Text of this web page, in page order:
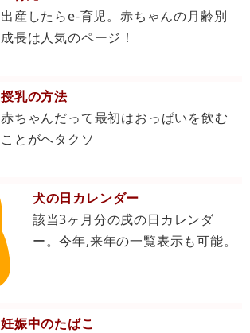
出産したらe-育児。赤ちゃんの月齢別
成長は人気のページ！
授乳の方法
赤ちゃんだって最初はおっぱいを飲む
ことがヘタクソ
犬の日カレンダー
該当3ヶ月分の戌の日カレンダ
ー。今年,来年の一覧表示も可能。
妊娠中のたばこ